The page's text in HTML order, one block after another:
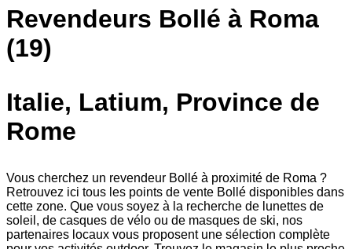
Revendeurs Bollé à Roma
(19)
Italie, Latium, Province de
Rome
Vous cherchez un revendeur Bollé à proximité de Roma ?
Retrouvez ici tous les points de vente Bollé disponibles dans
cette zone. Que vous soyez à la recherche de lunettes de
soleil, de casques de vélo ou de masques de ski, nos
partenaires locaux vous proposent une sélection complète